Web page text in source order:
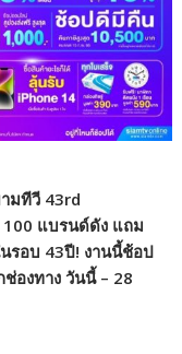
มทีวี 43rd
แบรนด์ดัง แถม
รอบ 43ปี! งานนี้ช้อป
องทาง วันนี้ – 28